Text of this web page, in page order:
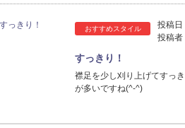
おすすめスタイル 投稿日
投稿者
すっきり！
襟足を少し刈り上げてすっ
が多いですね(^-^)